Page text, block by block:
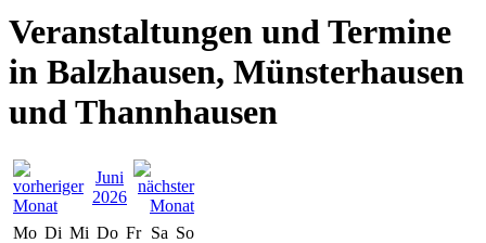
Veranstaltungen und Termine
in Balzhausen, Münsterhausen
und Thannhausen
Juni
2026
Mo Di Mi Do Fr Sa So